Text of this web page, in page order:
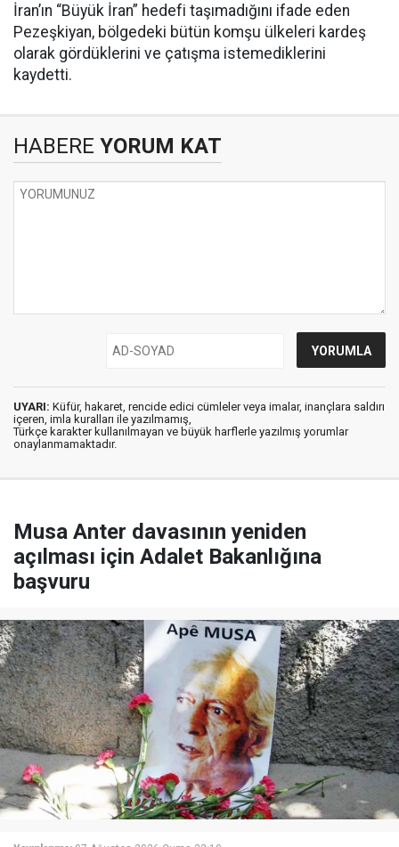
İran’ın “Büyük İran” hedefi taşımadığını ifade eden
Pezeşkiyan, bölgedeki bütün komşu ülkeleri kardeş
olarak gördüklerini ve çatışma istemediklerini
kaydetti.
HABERE YORUM KAT
UYARI: Küfür, hakaret, rencide edici cümleler veya imalar, inançlara saldırı
içeren, imla kuralları ile yazılmamış,
Türkçe karakter kullanılmayan ve büyük harflerle yazılmış yorumlar
onaylanmamaktadır.
Musa Anter davasının yeniden
açılması için Adalet Bakanlığına
başvuru